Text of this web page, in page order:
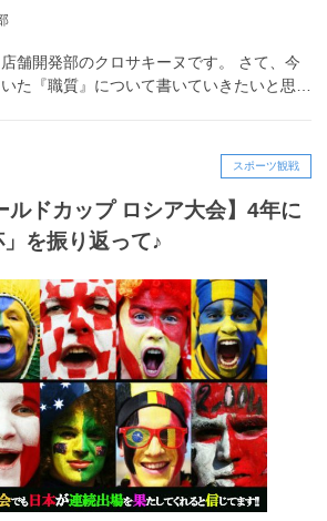
舗開発部のクロサキーヌです。 さて、今
た『職質』について書いていきたいと思…
スポーツ観戦
ルドカップ ロシア大会】4年に
を振り返って♪